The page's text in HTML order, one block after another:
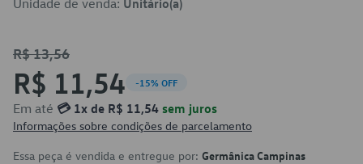
Unidade de venda: Unitário(a)
R$ 13,56
R$ 11,54 -15% OFF
Em até 💳 1x de R$ 11,54 sem juros
Informações sobre condições de parcelamento
Essa peça é vendida e entregue por: Germânica Campinas